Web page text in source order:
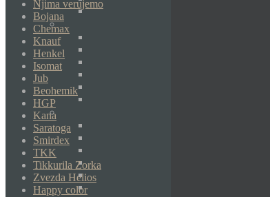
Njima verujemo
Bojana
Chemax
Knauf
Henkel
Isomat
Jub
Beohemik
HGP
Kana
Saratoga
Smirdex
TKK
Tikkurila Zorka
Zvezda Helios
Happy color